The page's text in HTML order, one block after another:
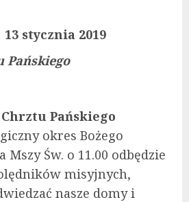
13 stycznia 2019
Pańskiego
Chrztu Pańskiego
okres Bożego
Mszy Św. o 11.00 odbędzie
misyjnych,
nasze domy i